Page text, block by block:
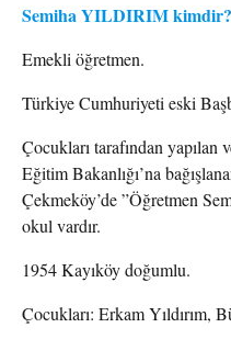
Semiha YILDIRIM kimdir?
Emekli öğretmen.
Türkiye Cumhuriyeti eski
Çocukları tarafından
Eğitim Bakanlığı’na
Çekmeköy’de ”Öğretmen
okul vardır.
1954 Kayıköy doğumlu.
Çocukları: Erkam Yıldırım,